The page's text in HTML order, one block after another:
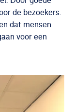
de bezoekers.
dat mensen
voor een